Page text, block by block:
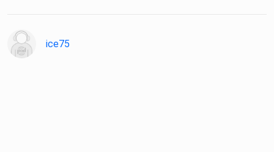
ice75